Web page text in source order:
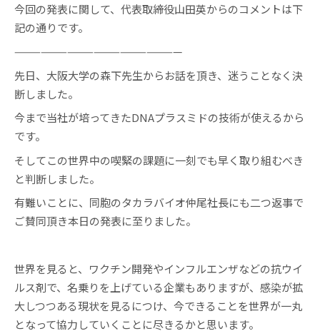
今回の発表に関して、代表取締役山田英からのコメントは下
記の通りです。
———————————————————
先日、大阪大学の森下先生からお話を頂き、迷うことなく決
断しました。
今まで当社が培ってきたDNAプラスミドの技術が使えるから
です。
そしてこの世界中の喫緊の課題に一刻でも早く取り組むべき
と判断しました。
有難いことに、同胞のタカラバイオ仲尾社長にも二つ返事で
ご賛同頂き本日の発表に至りました。
世界を見ると、ワクチン開発やインフルエンザなどの抗ウイ
ルス剤で、名乗りを上げている企業もありますが、感染が拡
大しつつある現状を見るにつけ、今できることを世界が一丸
となって協力していくことに尽きるかと思います。